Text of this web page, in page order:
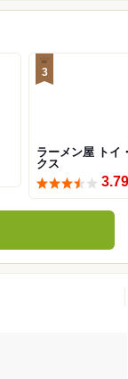
3
ラーメン屋 トイ
クス
3.79